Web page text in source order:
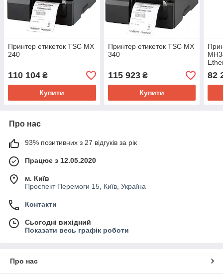
Принтер етикеток TSC MX
240
110 104 ₴
Купити
Принтер етикеток TSC MX
340
115 923₴
Купити
82
Про нас
93% позитивних з 27 відгуків за рік
Працює з 12.05.2020
м. Київ
Проспект Перемоги 15, Київ, Україна
Контакти
Сьогодні вихідний
Показати весь графік роботи
Про нас